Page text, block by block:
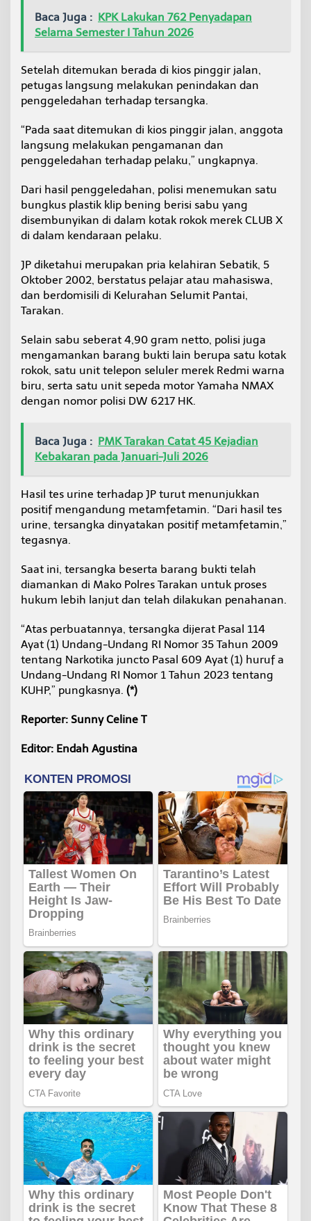
Baca Juga : KPK Lakukan 762 Penyadapan
Selama Semester I Tahun 2026
Setelah ditemukan berada di kios pinggir jalan,
petugas langsung melakukan penindakan dan
penggeledahan terhadap tersangka.
“Pada saat ditemukan di kios pinggir jalan, anggota
langsung melakukan pengamanan dan
penggeledahan terhadap pelaku,” ungkapnya.
Dari hasil penggeledahan, polisi menemukan satu
bungkus plastik klip bening berisi sabu yang
disembunyikan di dalam kotak rokok merek CLUB X
di dalam kendaraan pelaku.
JP diketahui merupakan pria kelahiran Sebatik, 5
Oktober 2002, berstatus pelajar atau mahasiswa,
dan berdomisili di Kelurahan Selumit Pantai,
Tarakan.
Selain sabu seberat 4,90 gram netto, polisi juga
mengamankan barang bukti lain berupa satu kotak
rokok, satu unit telepon seluler merek Redmi warna
biru, serta satu unit sepeda motor Yamaha NMAX
dengan nomor polisi DW 6217 HK.
Baca Juga : PMK Tarakan Catat 45 Kejadian
Kebakaran pada Januari-Juli 2026
Hasil tes urine terhadap JP turut menunjukkan
positif mengandung metamfetamin. “Dari hasil tes
urine, tersangka dinyatakan positif metamfetamin,”
tegasnya.
Saat ini, tersangka beserta barang bukti telah
diamankan di Mako Polres Tarakan untuk proses
hukum lebih lanjut dan telah dilakukan penahanan.
“Atas perbuatannya, tersangka dijerat Pasal 114
Ayat (1) Undang-Undang RI Nomor 35 Tahun 2009
tentang Narkotika juncto Pasal 609 Ayat (1) huruf a
Undang-Undang RI Nomor 1 Tahun 2023 tentang
KUHP,” pungkasnya. (*)
Reporter: Sunny Celine T
Editor: Endah Agustina